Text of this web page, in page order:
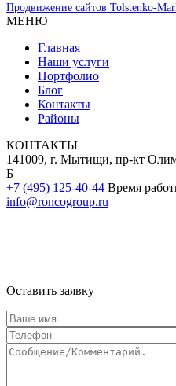
Продвижение сайтов Tolstenko-
МЕНЮ
Главная
Наши услуги
Портфолио
Блог
Контакты
Районы
КОНТАКТЫ
141009, г. Мытищи, пр-кт
Б
+7 (495) 125-40-44 Время
info@roncogroup.ru
Оставить заявку